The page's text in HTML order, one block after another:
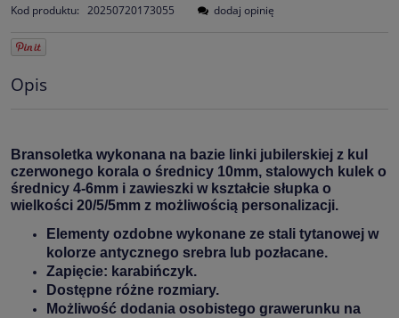
Kod produktu: 20250720173055
dodaj opinię
Opis
Bransoletka wykonana na bazie linki jubilerskiej z kul
czerwonego korala o średnicy 10mm, stalowych kulek o
średnicy 4-6mm i zawieszki w kształcie słupka o
wielkości 20/5/5mm z możliwością personalizacji.
Elementy ozdobne wykonane ze stali tytanowej w
kolorze antycznego srebra lub pozłacane.
Zapięcie: karabińczyk.
Dostępne różne rozmiary.
Możliwość dodania osobistego grawerunku na